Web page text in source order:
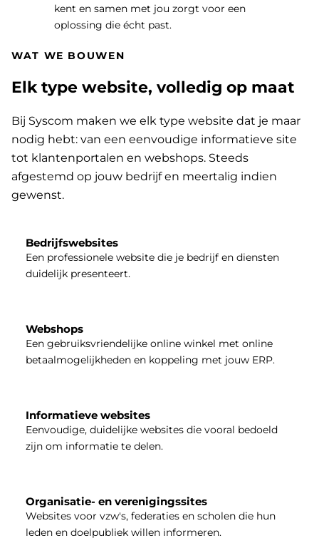
kent en samen met jou zorgt voor een
oplossing die écht past.
WAT WE BOUWEN
Elk type website, volledig op maat
Bij Syscom maken we elk type website dat je maar
nodig hebt: van een eenvoudige informatieve site
tot klantenportalen en webshops. Steeds
afgestemd op jouw bedrijf en meertalig indien
gewenst.
Bedrijfswebsites
Een professionele website die je bedrijf en diensten
duidelijk presenteert.
Webshops
Een gebruiksvriendelijke online winkel met online
betaalmogelijkheden en koppeling met jouw ERP.
Informatieve websites
Eenvoudige, duidelijke websites die vooral bedoeld
zijn om informatie te delen.
Organisatie- en verenigingssites
Websites voor vzw's, federaties en scholen die hun
leden en doelpubliek willen informeren.